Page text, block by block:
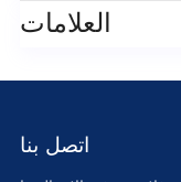
العلامات
اتصل بنا